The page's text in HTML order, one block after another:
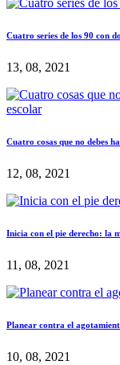
Cuatro series de los 90 con
13, 08, 2021
Cuatro cosas que no debes
12, 08, 2021
Inicia con el pie derecho: la
11, 08, 2021
Planear contra el
10, 08, 2021